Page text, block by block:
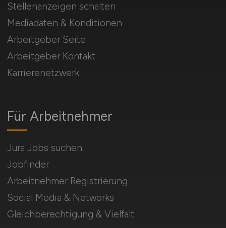
Für Arbeitnehmer
Jura Jobs suchen
Jobfinder
Arbeitnehmer Registrierung
Social Media & Networks
Gleichberechtigung & Vielfalt
Stellenanzeigen schalten
Mediadaten & Konditionen
Arbeitgeber Seite
Arbeitgeber Kontakt
Karrierenetzwerk